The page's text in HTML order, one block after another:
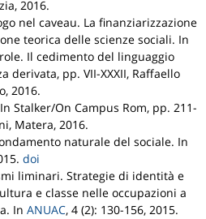
2016.
nel caveau. La finanziarizzazione
teorica delle scienze sociali. In
Il cedimento del linguaggio
derivata, pp. VII-XXXII, Raffaello
2016.
In Stalker/On Campus Rom, pp. 211-
, Matera, 2016.
naturale del sociale. In
doi
liminari. Strategie di identità e
e classe nelle occupazioni a
. InANUAC, 4 (2): 130-156, 2015.